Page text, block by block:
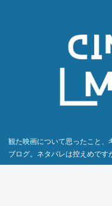
観た映画について思ったこと、
ブログ。ネタバレは控えめです